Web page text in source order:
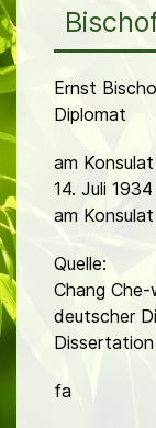
Ernst
Diplomat
am
14. Juli 1934
am
Quelle:
Chang Che-
deutscher
fa